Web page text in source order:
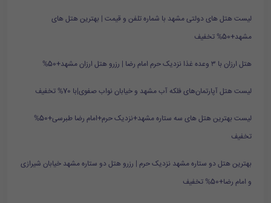
لیست هتل های دولتی مشهد با شماره تلفن و قیمت | بهترین هتل های
مشهد+50% تخفیف
هتل ارزان با ۳ وعده غذا نزدیک حرم امام رضا | رزرو هتل ارزان مشهد+50%
لیست هتل آپارتمان‌های فلکه آب مشهد و خیابان نواب صفوی|با 70% تخفیف
لیست بهترین هتل های سه ستاره مشهد+نزدیک حرم+امام رضا طبرسی+50%
تخفیف
بهترین هتل دو ستاره مشهد نزدیک حرم | رزرو هتل دو ستاره مشهد خیابان شیرازی
و امام رضا+50% تخفیف